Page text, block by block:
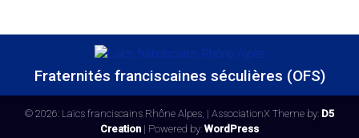
Fraternités franciscaines séculières (OFS)
© 2026: Laïcs franciscains Rhône Alpes, | AssociationX Theme by: D5
Creation | Powered by: WordPress